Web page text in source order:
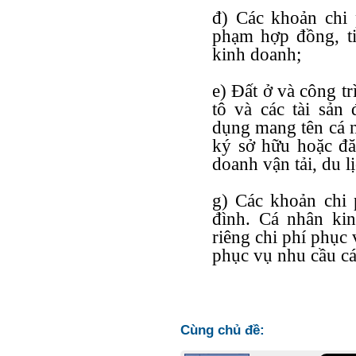
đ) Các khoản chi
phạm hợp đồng,
kinh doanh;
e) Đất ở và công
tô và các tài sản
dụng mang tên cá
ký sở hữu hoặc
doanh vận tải, du
g) Các khoản chi
đình. Cá nhân
riêng chi phí phục
phục vụ nhu cầu
Cùng chủ đề: